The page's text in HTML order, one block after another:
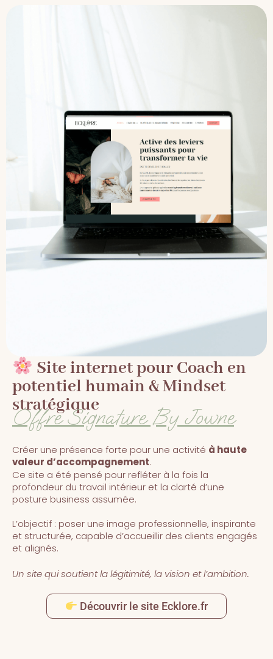
Site internet pour Coach en
potentiel humain & Mindset
stratégique
Offre Signature By Jowne
Créer une présence forte pour une activité à haute
valeur d’accompagnement.
Ce site a été pensé pour refléter à la fois la
profondeur du travail intérieur et la clarté d’une
posture business assumée.
L’objectif : poser une image professionnelle, inspirante
et structurée, capable d’accueillir des clients engagés
et alignés.
Un site qui soutient la légitimité, la vision et l’ambition.
Découvrir le site Ecklore.fr